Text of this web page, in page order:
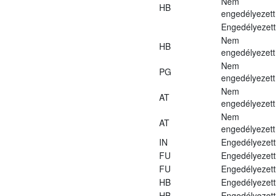
HB
engedélyezett
Engedélyezett
HB
Nem
engedélyezett
PG
Nem
engedélyezett
AT
Nem
engedélyezett
AT
Nem
engedélyezett
IN Engedélyezett
FU Engedélyezett
FU Engedélyezett
HB Engedélyezett